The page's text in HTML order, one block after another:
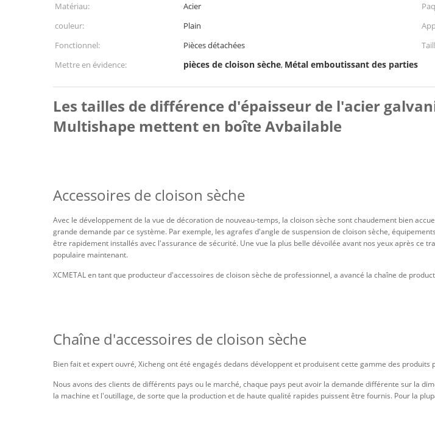
Matériau: Acier
couleur:
Plain
Fonctionnel:
Pièces détachées
Mettre en évidence:
pièces de cloison sèche, Métal emboutissant des parties
Les tailles de différence d'épaisseur de l'acier
Multishape mettent en boîte Avbailable
Accessoires de cloison sèche
Avec le développement de la vue de décoration de nouveau-temps, la cloison sèche sont chaudement bien
grande demande par ce système. Par exemple, les agrafes d'angle de suspension de cloison sèche,
être rapidement installés avec l'assurance de sécurité. Une vue la plus belle dévoilée avant nos yeux après ce
populaire maintenant.
XCMETAL en tant que producteur d'accessoires de cloison sèche de professionnel, a avancé la chaîne de
Chaîne d'accessoires de cloison sèche
Bien fait et expert ouvré, Xicheng ont été engagés dedans développent et produisent cette gamme des produits
Nous avons des clients de différents pays ou le marché, chaque pays peut avoir la demande différente sur la
la machine et l'outillage, de sorte que la production et de haute qualité rapides puissent être fournis. Pour la